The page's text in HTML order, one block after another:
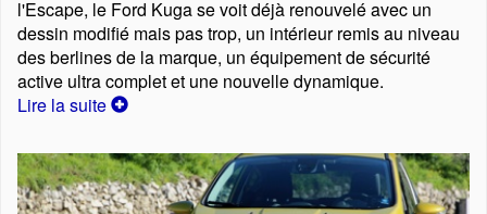
l'Escape, le Ford Kuga se voit déjà renouvelé avec un
dessin modifié mais pas trop, un intérieur remis au niveau
des berlines de la marque, un équipement de sécurité
active ultra complet et une nouvelle dynamique.
Lire la suite